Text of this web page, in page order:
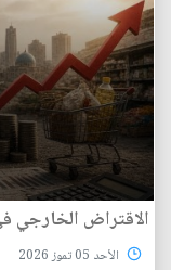
الاقتراض الخارجي
الأحد 05 تموز 2026